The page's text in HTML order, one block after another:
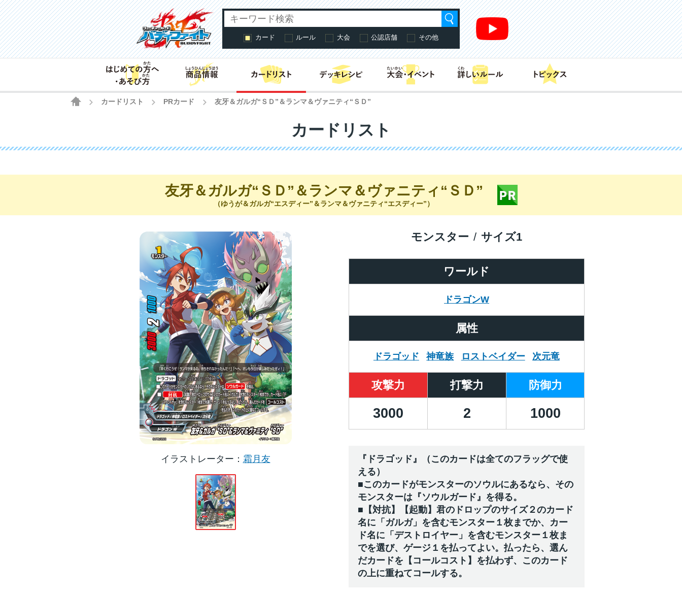
カード ルール 大会 公認店舗 その他
はじめての方へ・あそび方商品情報 カードリスト
HOME
カードリスト PRカード 友牙＆ガルガ“ＳＤ”＆ランマ＆ヴァニティ“ＳＤ”
カードリスト
友牙＆ガルガ“ＳＤ”＆ランマ＆ヴァニティ“ＳＤ”
（ゆうが＆ガルガ“エスディー”＆ランマ＆ヴァニティ“エスディー”）
イラストレーター 霜月友
ワールド
ドラゴンW
モンスター サイズ1
属性
ドラゴッド 神竜族 ロストベイダー 次元竜
攻撃力 打撃力 防御力
3000 2 1000
『ドラゴッド』（このカードは全てのフラッグで使
える）
■このカードがモンスターのソウルにあるなら、その
モンスターは『ソウルガード』を得る。
■【対抗】【起動】君のドロップのサイズ２のカード
名に「ガルガ」を含むモンスター１枚までか、カー
ド名に「デストロイヤー」を含むモンスター１枚ま
でを選び、ゲージ１を払ってよい。払ったら、選ん
だカードを【コールコスト】を払わず、このカード
の上に重ねてコールする。